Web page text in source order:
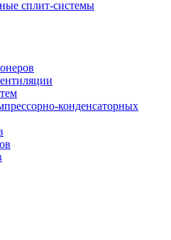
сплит-системы
конденсаторных